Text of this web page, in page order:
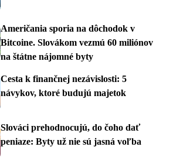
Američania sporia na dôchodok v
Bitcoine. Slovákom vezmú 60 miliónov
na štátne nájomné byty
Cesta k finančnej nezávislosti: 5
návykov, ktoré budujú majetok
Slováci prehodnocujú, do čoho dať
peniaze: Byty už nie sú jasná voľba